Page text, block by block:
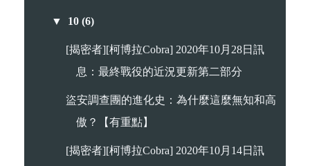
▼ 10(6)
[揭密者][柯博拉Cobra] 2020年10月28日訊
息：最終戰役的近況更新第二部分
盜安調查團的進化史：為什麼這麼無知和高
傲？【有重點】
[揭密者][柯博拉Cobra] 2020年10月14日訊